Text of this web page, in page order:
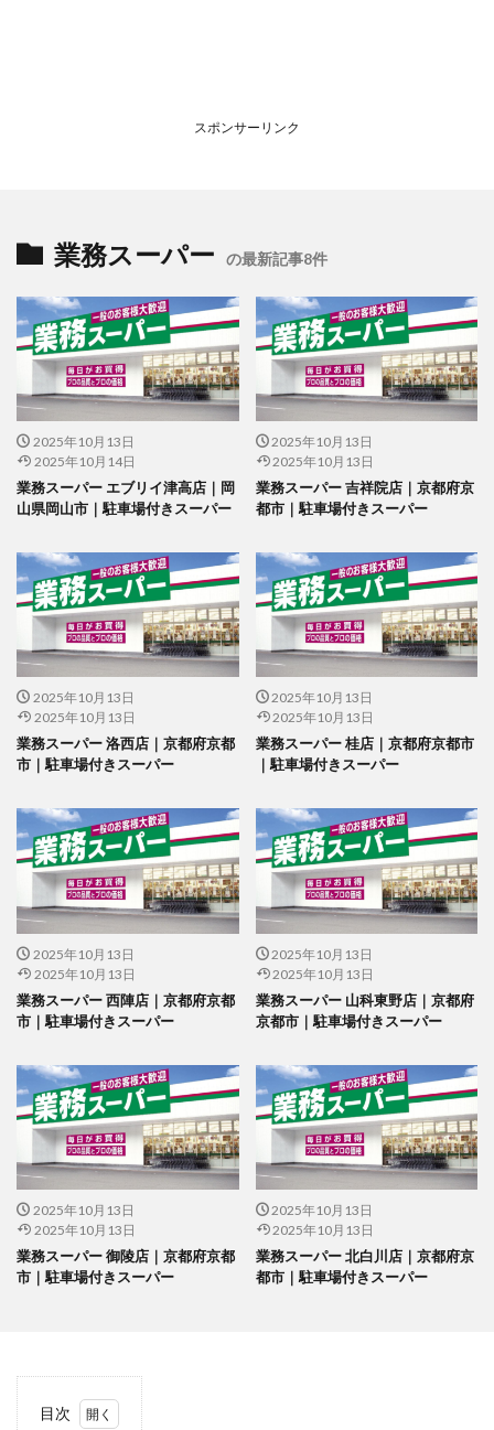
スポンサーリンク
業務スーパー の最新記事8件
2025年10月13日
2025年10月14日
業務スーパー エブリイ津高店｜岡
山県岡山市｜駐車場付きスーパー
2025年10月13日
2025年10月13日
業務スーパー 吉祥院店｜京都府京
都市｜駐車場付きスーパー
2025年10月13日
2025年10月13日
業務スーパー 洛西店｜京都府京都
市｜駐車場付きスーパー
2025年10月13日
2025年10月13日
業務スーパー 桂店｜京都府京都市
｜駐車場付きスーパー
2025年10月13日
2025年10月13日
業務スーパー 西陣店｜京都府京都
市｜駐車場付きスーパー
2025年10月13日
2025年10月13日
業務スーパー 山科東野店｜京都府
京都市｜駐車場付きスーパー
2025年10月13日
2025年10月13日
業務スーパー 御陵店｜京都府京都
市｜駐車場付きスーパー
2025年10月13日
2025年10月13日
業務スーパー 北白川店｜京都府京
都市｜駐車場付きスーパー
目次